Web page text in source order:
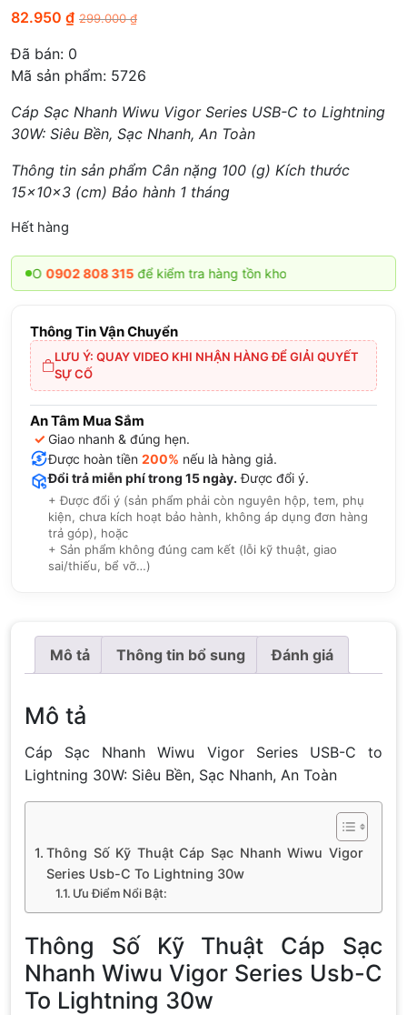
82.950 ₫ 299.000₫
Đã bán: 0
Mã sản phẩm: 5726
Cáp Sạc Nhanh Wiwu Vigor Series USB-C to Lightning
30W: Siêu Bền, Sạc Nhanh, An Toàn
Thông tin sản phẩm Cân nặng 100 (g) Kích thước
15x10x3 (cm) Bảo hành 1 tháng
Hết hàng
0902 808 315để kiểm tra hàng tồn kho
Thông Tin Vận Chuyển
LƯU Ý: QUAY VIDEO KHI NHẬN HÀNG ĐỂ GIẢI QUYẾT
SỰ CỐ
An Tâm Mua Sắm
✓ Giao nhanh & đúng hẹn.
Được hoàn tiền 200% nếu là hàng giả.
Đổi trả miễn phí trong 15 ngày. Được đổi ý.
+ Được đổi ý (sản phẩm phải còn nguyên hộp, tem, phụ
kiện, chưa kích hoạt bảo hành, không áp dụng đơn hàng
trả góp), hoặc
+ Sản phẩm không đúng cam kết (lỗi kỹ thuật, giao
sai/thiếu, bể vỡ…)
Mô tả Thông tin bổ sung Đánh giá
Mô tả
Cáp Sạc Nhanh Wiwu Vigor Series USB-C to
Lightning 30W: Siêu Bền, Sạc Nhanh, An Toàn
Thông Số Kỹ Thuật Cáp Sạc Nhanh Wiwu Vigor
Series Usb-C To Lightning 30w
Ưu Điểm Nổi Bật:
Thông Số Kỹ Thuật Cáp Sạc
Nhanh Wiwu Vigor Series Usb-C
To Lightning 30w